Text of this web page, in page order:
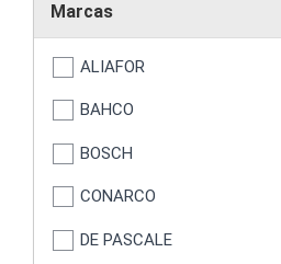
Marcas
ALIAFOR
BAHCO
BOSCH
CONARCO
DE PASCALE